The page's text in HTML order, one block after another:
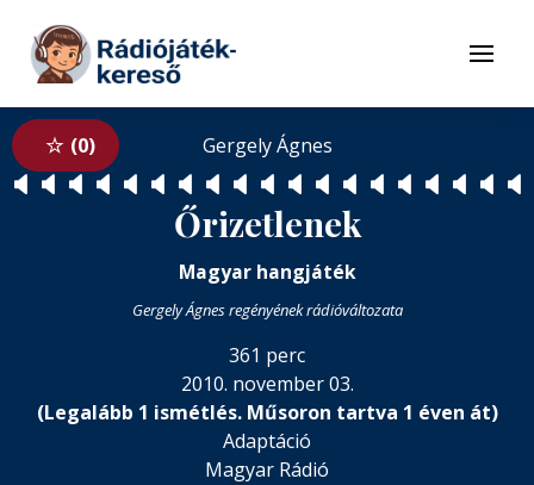
Tovább a tartalomhoz
Menü
0 Gergely Ágnes
🔈 🔈 🔈 🔈 🔈 🔈 🔈 🔈 🔈 🔈 🔈 🔈 🔈 🔈 🔈 🔈 🔈 🔈 🔈
Őrizetlenek
Magyar hangjáték
Gergely Ágnes regényének rádióváltozata
361 perc
2010. november 03.
(Legalább 1 ismétlés. Műsoron tartva 1 éven át)
Adaptáció
Magyar Rádió